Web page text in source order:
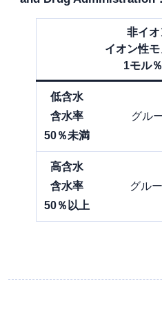
非イオ
イオン性
1モル
低含水
含水率
50％未満
グル
高含水
含水率
50％以上
グルー